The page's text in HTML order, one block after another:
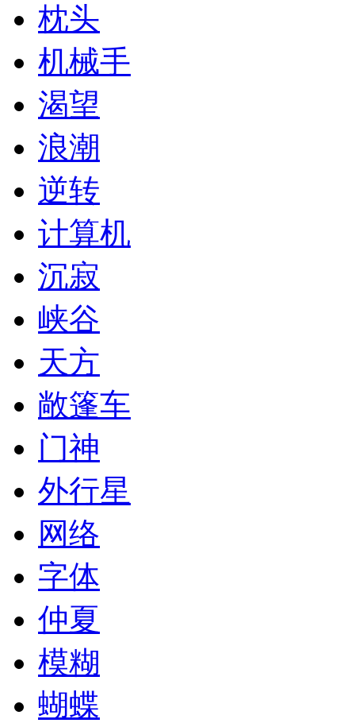
枕头
机械手
渴望
浪潮
逆转
计算机
沉寂
峡谷
天方
敞篷车
门神
外行星
网络
字体
仲夏
模糊
蝴蝶